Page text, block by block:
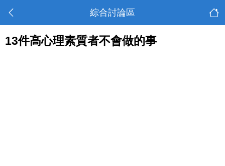
綜合討論區
13件高心理素質者不會做的事